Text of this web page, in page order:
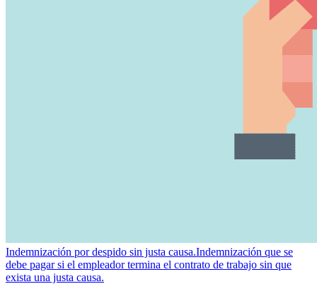
Indemnización por despido sin justa causa.Indemnización que se
debe pagar si el empleador termina el contrato de trabajo sin que
exista una justa causa.